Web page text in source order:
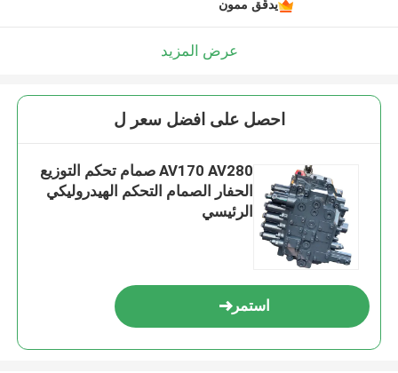
يدقّق ممون
عرض المزيد
احصل على افضل سعر ل
AV170 AV280 صمام تحكم التوزيع
الحفار الصمام التحكم الهيدروليكي
الرئيسي
استمر